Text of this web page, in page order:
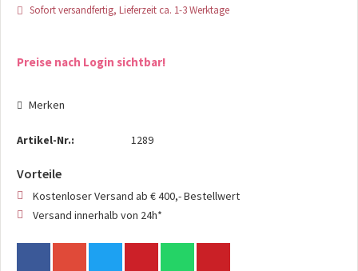
Sofort versandfertig, Lieferzeit ca. 1-3 Werktage
Preise nach Login sichtbar!
Merken
Artikel-Nr.: 1289
Vorteile
Kostenloser Versand ab € 400,- Bestellwert
Versand innerhalb von 24h*